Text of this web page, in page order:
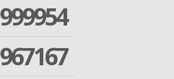
999954
967167